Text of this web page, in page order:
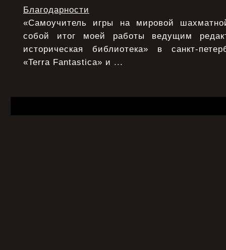
Благодарности
«Самоучитель игры на мировой
собой итог моей работы ведущим
историческая библиотека» в санкт-
«Terra Fantastica» и ...